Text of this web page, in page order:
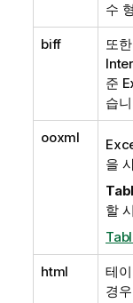
수
biff 또한
준
습
ooxml
을
할
html 테
경우